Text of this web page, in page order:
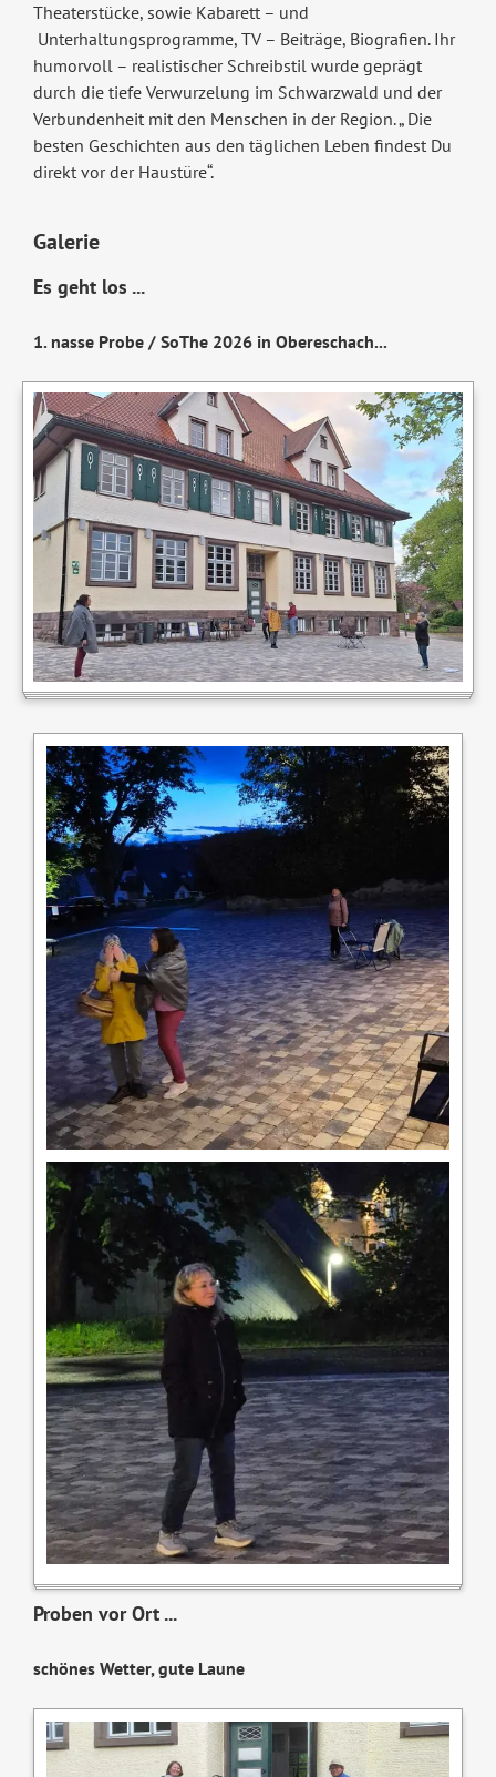
Theaterstücke, sowie Kabarett – und
Unterhaltungsprogramme, TV – Beiträge, Biografien. Ihr
humorvoll – realistischer Schreibstil wurde geprägt
durch die tiefe Verwurzelung im Schwarzwald und der
Verbundenheit mit den Menschen in der Region. „ Die
besten Geschichten aus den täglichen Leben findest Du
direkt vor der Haustüre“.
Galerie
Es geht los ...
1.⁠ ⁠nasse Probe / SoThe 2026 in Obereschach...
Proben vor Ort ...
schönes Wetter, gute Laune